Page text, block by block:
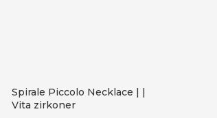
Spirale Piccolo Necklace | |
Vita zirkoner